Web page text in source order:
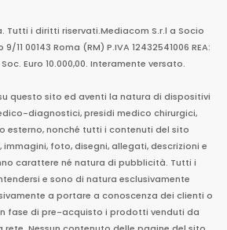
Tutti i diritti riservati.Mediacom S.r.l a Socio
9/11 00143 Roma (RM) P.IVA 12432541006 REA:
Euro 10.000,00. Interamente versato.
questo sito ed aventi la natura di dispositivi
diagnostici, presidi medico chirurgici,
esterno, nonché tutti i contenuti del sito
foto, disegni, allegati, descrizioni e
carattere né natura di pubblicità. Tutti i
e sono di natura esclusivamente
a portare a conoscenza dei clienti o
fase di pre-acquisto i prodotti venduti da